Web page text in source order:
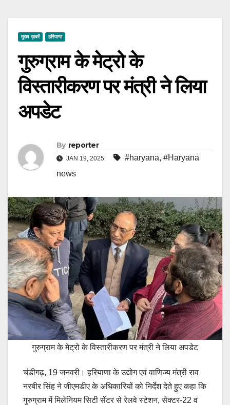
मुख्य ख़बरें हरियाणा
गुरुग्राम के मेट्रो के
विस्तारीकरण पर मंत्री ने लिया
अपडेट
By reporter
JAN 19, 2025 #haryana, #Haryana
news
गुरुग्राम के मेट्रो के विस्तारीकरण पर मंत्री ने लिया अपडेट
चंडीगढ़, 19 जनवरी। हरियाणा के उद्योग एवं वाणिज्य मंत्री राव
नरबीर सिंह ने जीएमडीए के अधिकारियों को निर्देश देते हुए कहा कि
गुरुग्राम में मिलेनियम सिटी सेंटर से रेलवे स्टेशन, सेक्टर-22 व